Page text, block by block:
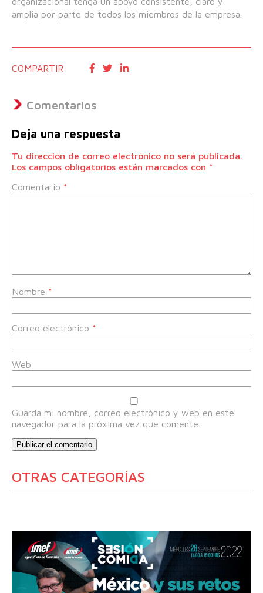
amplia por parte de todos los miembros de la empresa.
COMPARTIR
Comentarios
Deja una respuesta
Tu dirección de correo electrónico no será publicada.
Los campos obligatorios están marcados con *
Comentario *
Nombre *
Correo electrónico *
Web
Guarda mi nombre, correo electrónico y web en este
navegador para la próxima vez que comente.
OTRAS CATEGORÍAS